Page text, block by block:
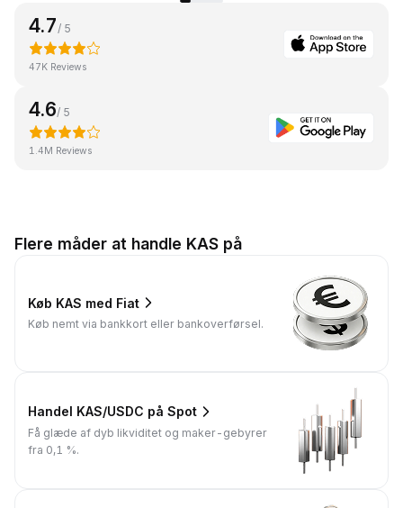
4.7 / 5
47K Reviews
4.6/ 5
1.4M Reviews
Flere måder at handle KAS på
Køb KAS med Fiat
Køb nemt via bankkort eller bankoverførsel.
Handel KAS/USDC på Spot
Få glæde af dyb likviditet og maker-gebyrer
fra 0,1 %.